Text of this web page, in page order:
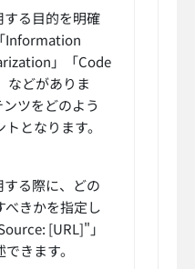
る目的を明確
Information
」「Code
などがありま
ツをどのよう
となります。
る際に、どの
べきかを指定し
[URL]"」
きます。